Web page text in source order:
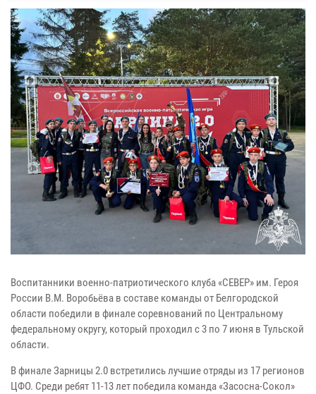
Воспитанники военно-патриотического клуба «СЕВЕР» им. Героя
России В.М. Воробьёва в составе команды от Белгородской
области победили в финале соревнований по Центральному
федеральному округу, который проходил с 3 по 7 июня в Тульской
области.
В финале Зарницы 2.0 встретились лучшие отряды из 17 регионов
ЦФО. Среди ребят 11-13 лет победила команда «Засосна-Сокол»